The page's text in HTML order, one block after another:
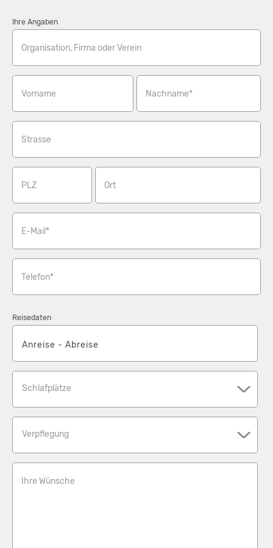
Ihre Angaben
Organisation, Firma oder Verein
Vorname Nachname*
Strasse
PLZ Ort
E-Mail*
Telefon*
Reisedaten
Schlafplätze
Verpflegung
Ihre Wünsche